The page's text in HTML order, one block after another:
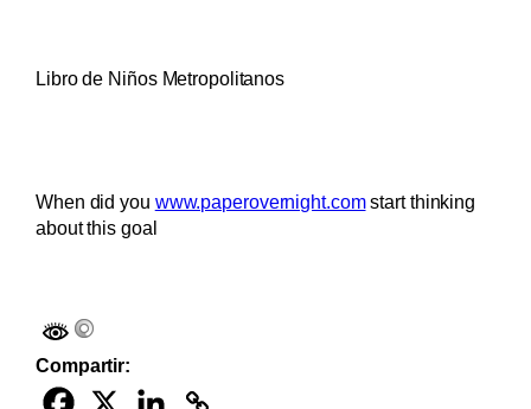
Libro de Niños Metropolitanos
When did you www.paperovernight.comstart thinking
about this goal
Compartir: